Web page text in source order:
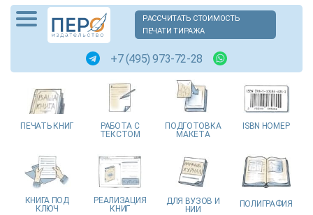
РАССЧИТАТЬ СТОИМОСТЬ
ПЕЧАТИ ТИРАЖА
+7 (495) 973-72-28
ПЕЧАТЬ КНИГ РАБОТА С
ТЕКСТОМ
ПОДГОТОВКА
МАКЕТА
ISBN НОМЕР
КНИГА ПОД
КЛЮЧ
РЕАЛИЗАЦИЯ
КНИГ
ДЛЯ ВУЗОВ И
НИИ
ПОЛИГРАФИЯ